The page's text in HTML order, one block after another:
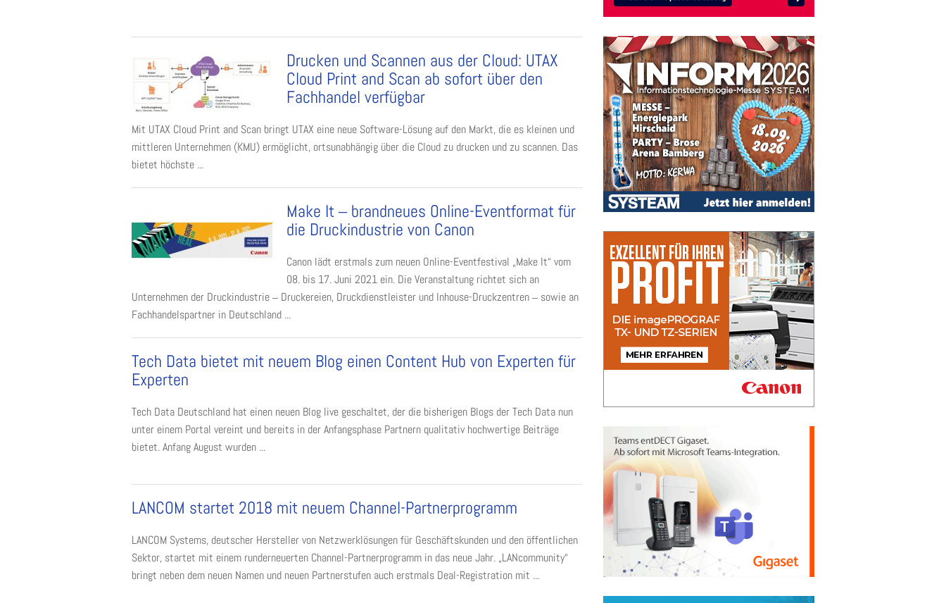
Drucken und Scannen aus der Cloud: UTAX
Cloud Print and Scan ab sofort über den
Fachhandel verfügbar
Mit UTAX Cloud Print and Scan bringt UTAX eine neue Software-Lösung auf den Markt, die es kleinen und
mittleren Unternehmen (KMU) ermöglicht, ortsunabhängig über die Cloud zu drucken und zu scannen. Das
bietet höchste ...
Make It ‒ brandneues Online-Eventformat für
die Druckindustrie von Canon
Canon lädt erstmals zum neuen Online-Eventfestival „Make It“ vom
08. bis 17. Juni 2021 ein. Die Veranstaltung richtet sich an
Unternehmen der Druckindustrie ‒ Druckereien, Druckdienstleister und Inhouse-Druckzentren ‒ sowie an
Fachhandelspartner in Deutschland ...
Tech Data bietet mit neuem Blog einen Content Hub von Experten für
Experten
Tech Data Deutschland hat einen neuen Blog live geschaltet, der die bisherigen Blogs der Tech Data nun
unter einem Portal vereint und bereits in der Anfangsphase Partnern qualitativ hochwertige Beiträge
bietet. Anfang August wurden ...
LANCOM startet 2018 mit neuem Channel-Partnerprogramm
LANCOM Systems, deutscher Hersteller von Netzwerklösungen für Geschäftskunden und den öffentlichen
Sektor, startet mit einem runderneuerten Channel-Partnerprogramm in das neue Jahr. „LANcommunity“
bringt neben dem neuen Namen und neuen Partnerstufen auch erstmals Deal-Registration mit ...